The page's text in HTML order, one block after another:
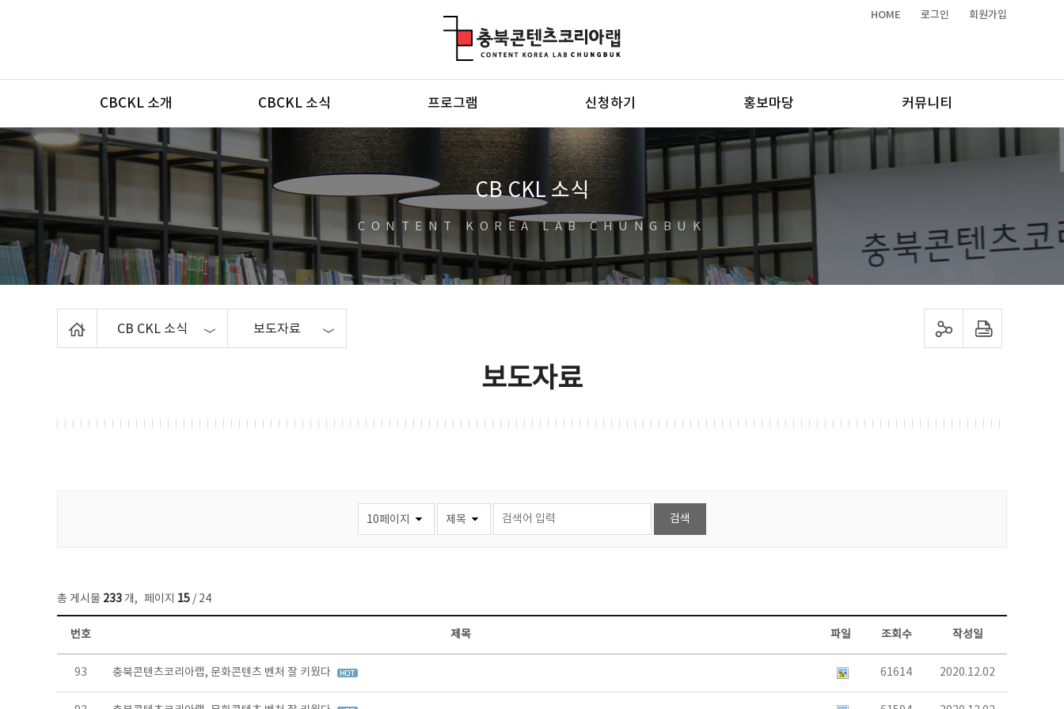
HOME 로그인 회원가입
메뉴
CBCKL 소개 CBCKL 소식 프로그램 신청하기 홍보마당 커뮤니티
CB CKL 소식
CONTENT KOREA LAB CHUNGBUK
CB CKL 소식 보도자료 sns 공유하기 프린트하기
보도자료
총 게시물 233 개, 페이지 15 / 24
보도자료 목록 - 번호, 제목, 작성자, 파일, 조회수, 작성일 정보 제공
번호 제목 파일 조회수 작성일
93 충북콘텐츠코리아랩, 문화콘텐츠 벤처 잘 키웠다 61614 2020.12.02